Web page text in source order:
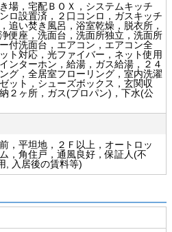
場，宅配ＢＯＸ，システムキッチ
ロ設置済，２口コンロ，ガスキッチ
追い焚き風呂，浴室乾燥，脱衣所，
便座，洗面台，洗面所独立，洗面所
付洗面台，エアコン，エアコン全
ト対応，光ファイバー，ネット使用
ンターホン，給湯，ガス給湯，２４
グ，全居室フローリング，室内洗濯
ット，シューズボックス，玄関収
２ヶ所，ガス(プロパン)，下水(公
，平坦地，２Ｆ以上，オートロッ
，角住戸，通風良好，保証人(不
, 入居後の賃料等)